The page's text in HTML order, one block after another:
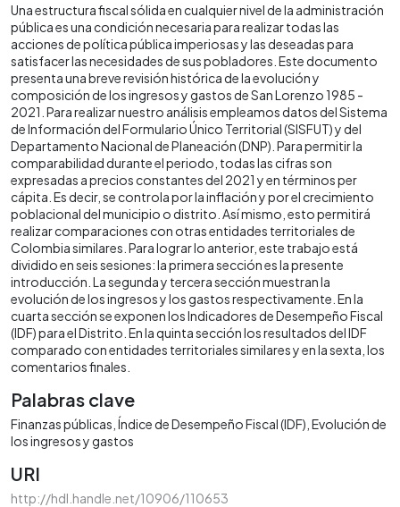
Una estructura fiscal sólida en cualquier nivel de la administración
pública es una condición necesaria para realizar todas las
acciones de política pública imperiosas y las deseadas para
satisfacer las necesidades de sus pobladores. Este documento
presenta una breve revisión histórica de la evolución y
composición de los ingresos y gastos de San Lorenzo 1985 -
2021. Para realizar nuestro análisis empleamos datos del Sistema
de Información del Formulario Único Territorial (SISFUT) y del
Departamento Nacional de Planeación (DNP). Para permitir la
comparabilidad durante el periodo, todas las cifras son
expresadas a precios constantes del 2021 y en términos per
cápita. Es decir, se controla por la inflación y por el crecimiento
poblacional del municipio o distrito. Así mismo, esto permitirá
realizar comparaciones con otras entidades territoriales de
Colombia similares. Para lograr lo anterior, este trabajo está
dividido en seis sesiones: la primera sección es la presente
introducción. La segunda y tercera sección muestran la
evolución de los ingresos y los gastos respectivamente. En la
cuarta sección se exponen los Indicadores de Desempeño Fiscal
(IDF) para el Distrito. En la quinta sección los resultados del IDF
comparado con entidades territoriales similares y en la sexta, los
comentarios finales.
Palabras clave
Finanzas públicas Índice de Desempeño Fiscal (IDF) Evolución de
los ingresos y gastos
URI
http://hdl.handle.net/10906/110653